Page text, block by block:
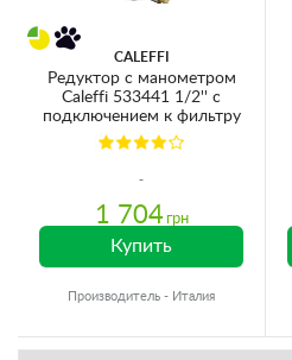
CALEFFI
Редуктор с манометром
Caleffi 533441 1/2'' с
подключением к фильтру
1 704 грн
Купить
Производитель - Италия